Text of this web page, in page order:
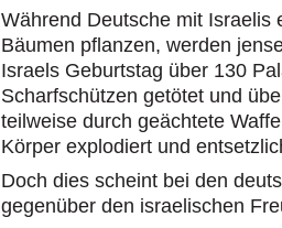
Während Deutsche mit Israelis
Bäumen pflanzen, werden
Israels Geburtstag über 130
Scharfschützen getötet und
teilweise durch geächtete
Körper explodiert und
Doch dies scheint bei den
gegenüber den israelischen